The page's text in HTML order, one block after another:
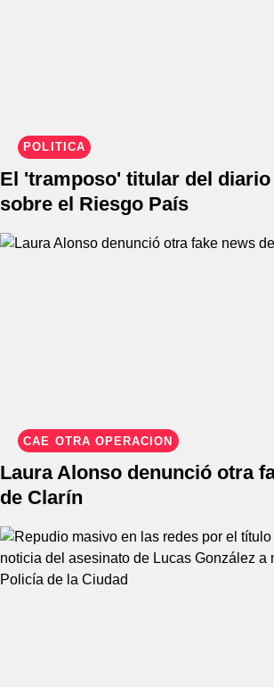
POLÍTICA
El 'tramposo' titular del
sobre el Riesgo País
CAE OTRA OPERACIÓN
Laura Alonso denunció otra
de Clarín